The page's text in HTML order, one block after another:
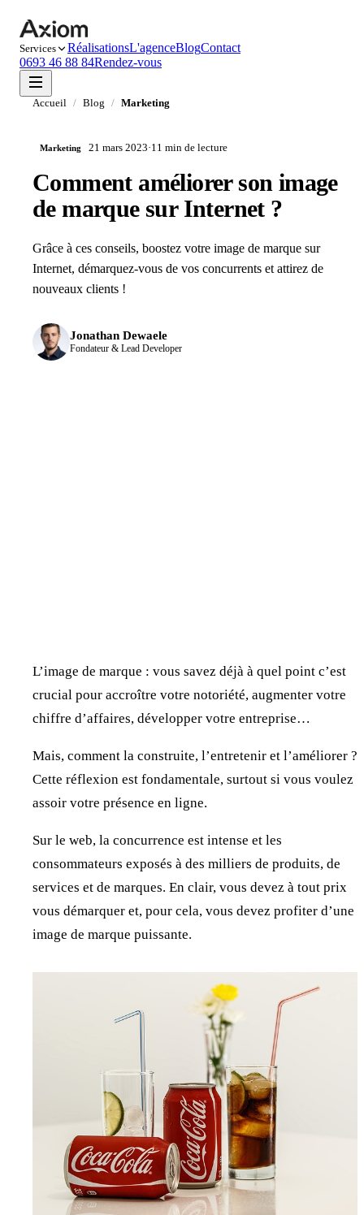
Services RéalisationsL'agenceBlogContact
0693 46 88 84Rendez-vous
Accueil / Blog / Marketing
Marketing 21 mars 2023·11 min de lecture
Comment améliorer son image
de marque sur Internet ?
Grâce à ces conseils, boostez votre image de marque sur
Internet, démarquez-vous de vos concurrents et attirez de
nouveaux clients !
Jonathan Dewaele
Fondateur & Lead Developer
L’image de marque : vous savez déjà à quel point c’est
crucial pour accroître votre notoriété, augmenter votre
chiffre d’affaires, développer votre entreprise…
Mais, comment la construite, l’entretenir et l’améliorer ?
Cette réflexion est fondamentale, surtout si vous voulez
assoir votre présence en ligne.
Sur le web, la concurrence est intense et les
consommateurs exposés à des milliers de produits, de
services et de marques. En clair, vous devez à tout prix
vous démarquer et, pour cela, vous devez profiter d’une
image de marque puissante.